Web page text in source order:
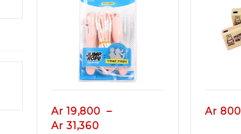
Aperçu
Ar 19,800 –
Ar 31,360Plage
Ar 800